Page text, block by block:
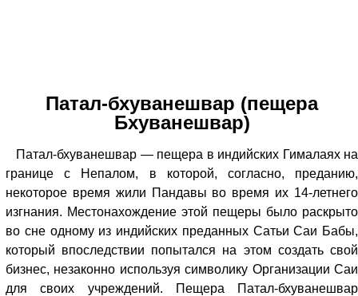
Патал-бхуванешвар (пещера
Бхуванешвар)
Патал-бхуванешвар — пещера в индийских Гималаях на
границе с Непалом, в которой, согласно, преданию,
некоторое время жили Пандавы во время их 14-летнего
изгнания. Местонахождение этой пещеры было раскрыто
во сне одному из индийских преданных Сатьи Саи Бабы,
который впоследствии попытался на этом создать свой
бизнес, незаконно используя символику Организации Саи
для своих учреждений. Пещера Патал-бхуванешвар